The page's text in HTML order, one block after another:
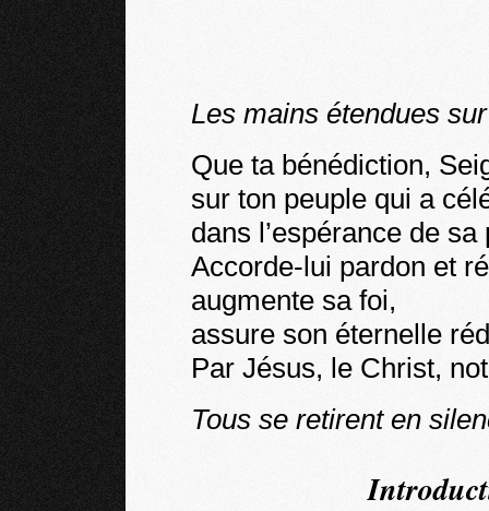
Les mains étendues
Que ta bénédiction,
sur ton peuple qui a
dans l’espérance de
Accorde-lui pardon et
augmente sa foi,
assure son éternelle
Par Jésus, le Christ,
Tous se retirent en